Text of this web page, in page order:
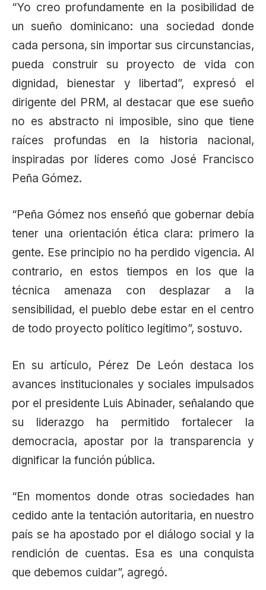
“Yo creo profundamente en la posibilidad de
un sueño dominicano: una sociedad donde
cada persona, sin importar sus circunstancias,
pueda construir su proyecto de vida con
dignidad, bienestar y libertad”, expresó el
dirigente del PRM, al destacar que ese sueño
no es abstracto ni imposible, sino que tiene
raíces profundas en la historia nacional,
inspiradas por líderes como José Francisco
Peña Gómez.
“Peña Gómez nos enseñó que gobernar debía
tener una orientación ética clara: primero la
gente. Ese principio no ha perdido vigencia. Al
contrario, en estos tiempos en los que la
técnica amenaza con desplazar a la
sensibilidad, el pueblo debe estar en el centro
de todo proyecto político legítimo”, sostuvo.
En su artículo, Pérez De León destaca los
avances institucionales y sociales impulsados
por el presidente Luis Abinader, señalando que
su liderazgo ha permitido fortalecer la
democracia, apostar por la transparencia y
dignificar la función pública.
“En momentos donde otras sociedades han
cedido ante la tentación autoritaria, en nuestro
país se ha apostado por el diálogo social y la
rendición de cuentas. Esa es una conquista
que debemos cuidar”, agregó.